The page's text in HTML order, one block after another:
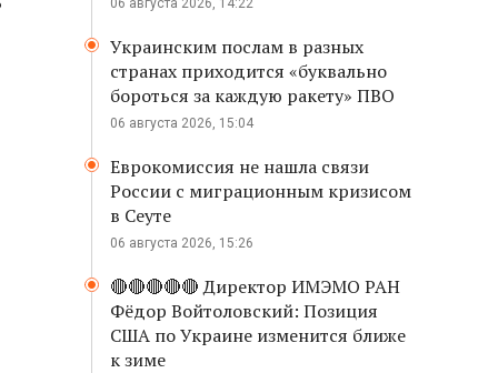
06 августа 2026, 14:22
Украинским послам в разных
странах приходится «буквально
бороться за каждую ракету» ПВО
06 августа 2026, 15:04
Еврокомиссия не нашла связи
России с миграционным кризисом
в Сеуте
06 августа 2026, 15:26
🔴🔴🔴🔴🔴 Директор ИМЭМО РАН
Фёдор Войтоловский: Позиция
США по Украине изменится ближе
к зиме